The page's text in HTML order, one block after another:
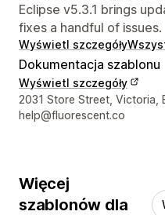
Eclipse v5.3.1 brings
fixes a handful of issues.
Wyświetl szczegóły
Dokumentacja szablonu
Wyświetl szczegóły
Dane kontaktowe
2031 Store Street, Victoria,
help@fluorescent.co
Więcej
szablonów dla